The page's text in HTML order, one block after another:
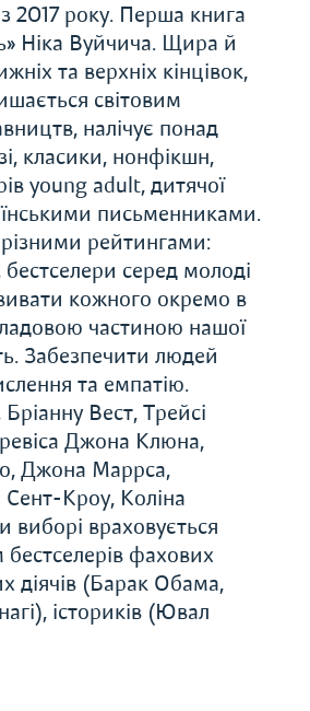
2017 року. Перша книга
Ніка Вуйчича. Щира й
та верхніх кінцівок,
світовим
налічує понад
класики, нонфікшн,
young adult, дитячої
письменниками.
рейтингами:
серед молоді
кожного окремо в
частиною нашої
Забезпечити людей
та емпатію.
Вест, Трейсі
Джона Клюна,
Джона Маррса,
Кроу, Коліна
виборі враховується
бестселерів фахових
діячів (Барак Обама,
істориків (Ювал